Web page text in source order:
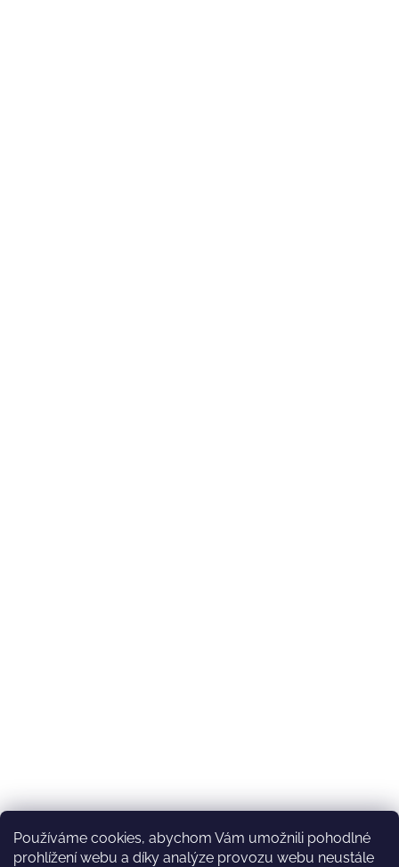
Používáme cookies, abychom Vám umožnili pohodlné
prohlížení webu a díky analýze provozu webu neustále